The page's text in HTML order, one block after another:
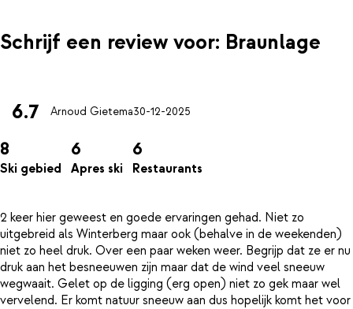
Schrijf een review voor: Braunlage
6.7 Arnoud Gietema30-12-2025
8
Ski gebied
6
Apres ski
6
Restaurants
2 keer hier geweest en goede ervaringen gehad. Niet zo
uitgebreid als Winterberg maar ook (behalve in de weekenden)
niet zo heel druk. Over een paar weken weer. Begrijp dat ze er nu
druk aan het besneeuwen zijn maar dat de wind veel sneeuw
wegwaait. Gelet op de ligging (erg open) niet zo gek maar wel
vervelend. Er komt natuur sneeuw aan dus hopelijk komt het voor